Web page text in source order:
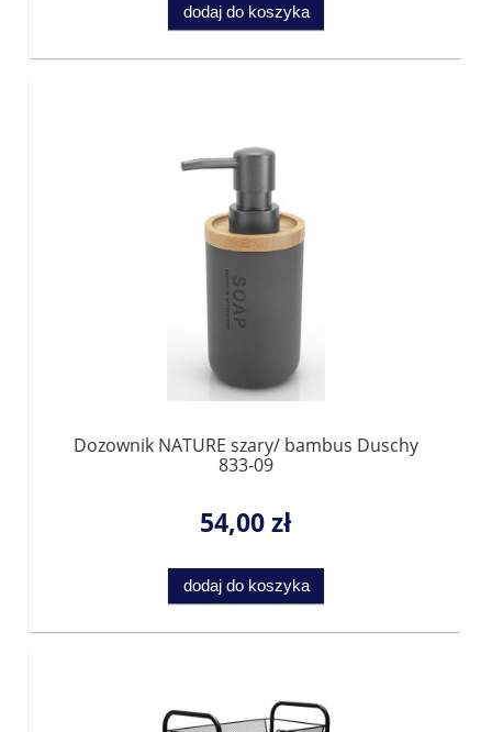
dodaj do koszyka
Dozownik NATURE szary/ bambus Duschy
833-09
54,00 zł
dodaj do koszyka